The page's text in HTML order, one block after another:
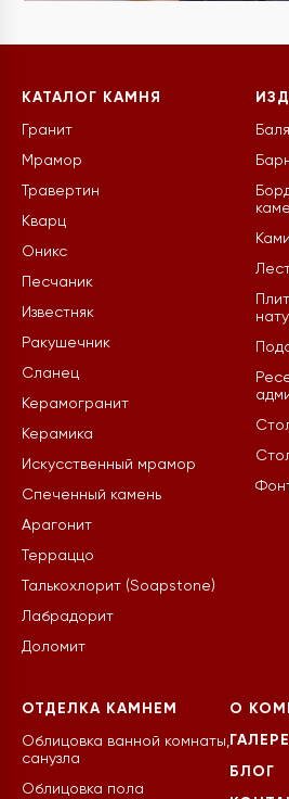
КАТАЛОГ КАМНЯ
Гранит
Мрамор
Травертин
Кварц
Оникс
Песчаник
Известняк
Ракушечник
Сланец
Керамогранит
Керамика
Искусственный мрамор
Спеченный камень
Арагонит
Терраццо
Талькохлорит (Soapstone)
Лабрадорит
Доломит
ОТДЕЛКА КАМНЕМ
Облицовка ванной комнаты,
санузла
Облицовка пола
О
БЛОГ